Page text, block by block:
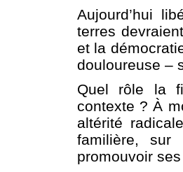
Aujourd’hui
terres
et la
douloureuse –
Quel rôle la
contexte ? À
altérité
familière, sur
promouvoir